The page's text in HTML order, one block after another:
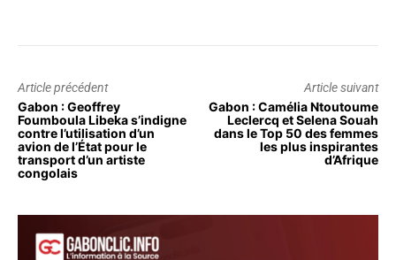
Article précédent
Gabon : Geoffrey
Foumboula Libeka s’indigne
contre l’utilisation d’un
avion de l’État pour le
transport d’un artiste
congolais
Article suivant
Gabon : Camélia Ntoutoume
Leclercq et Selena Souah
dans le Top 50 des femmes
les plus inspirantes
d’Afrique